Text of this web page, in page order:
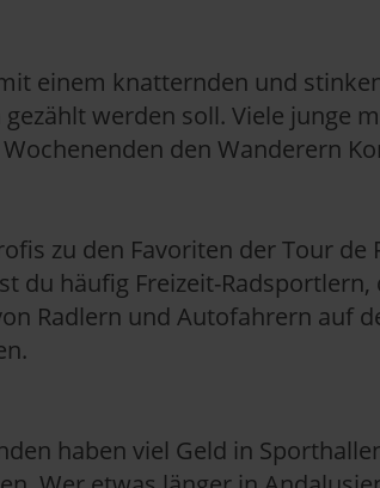
einem knatternden und
werden soll. Viele junge
den Wanderern
zu den Favoriten der Tour de
du häufig Freizeit-
Radlern und Autofahrern auf
haben viel Geld in